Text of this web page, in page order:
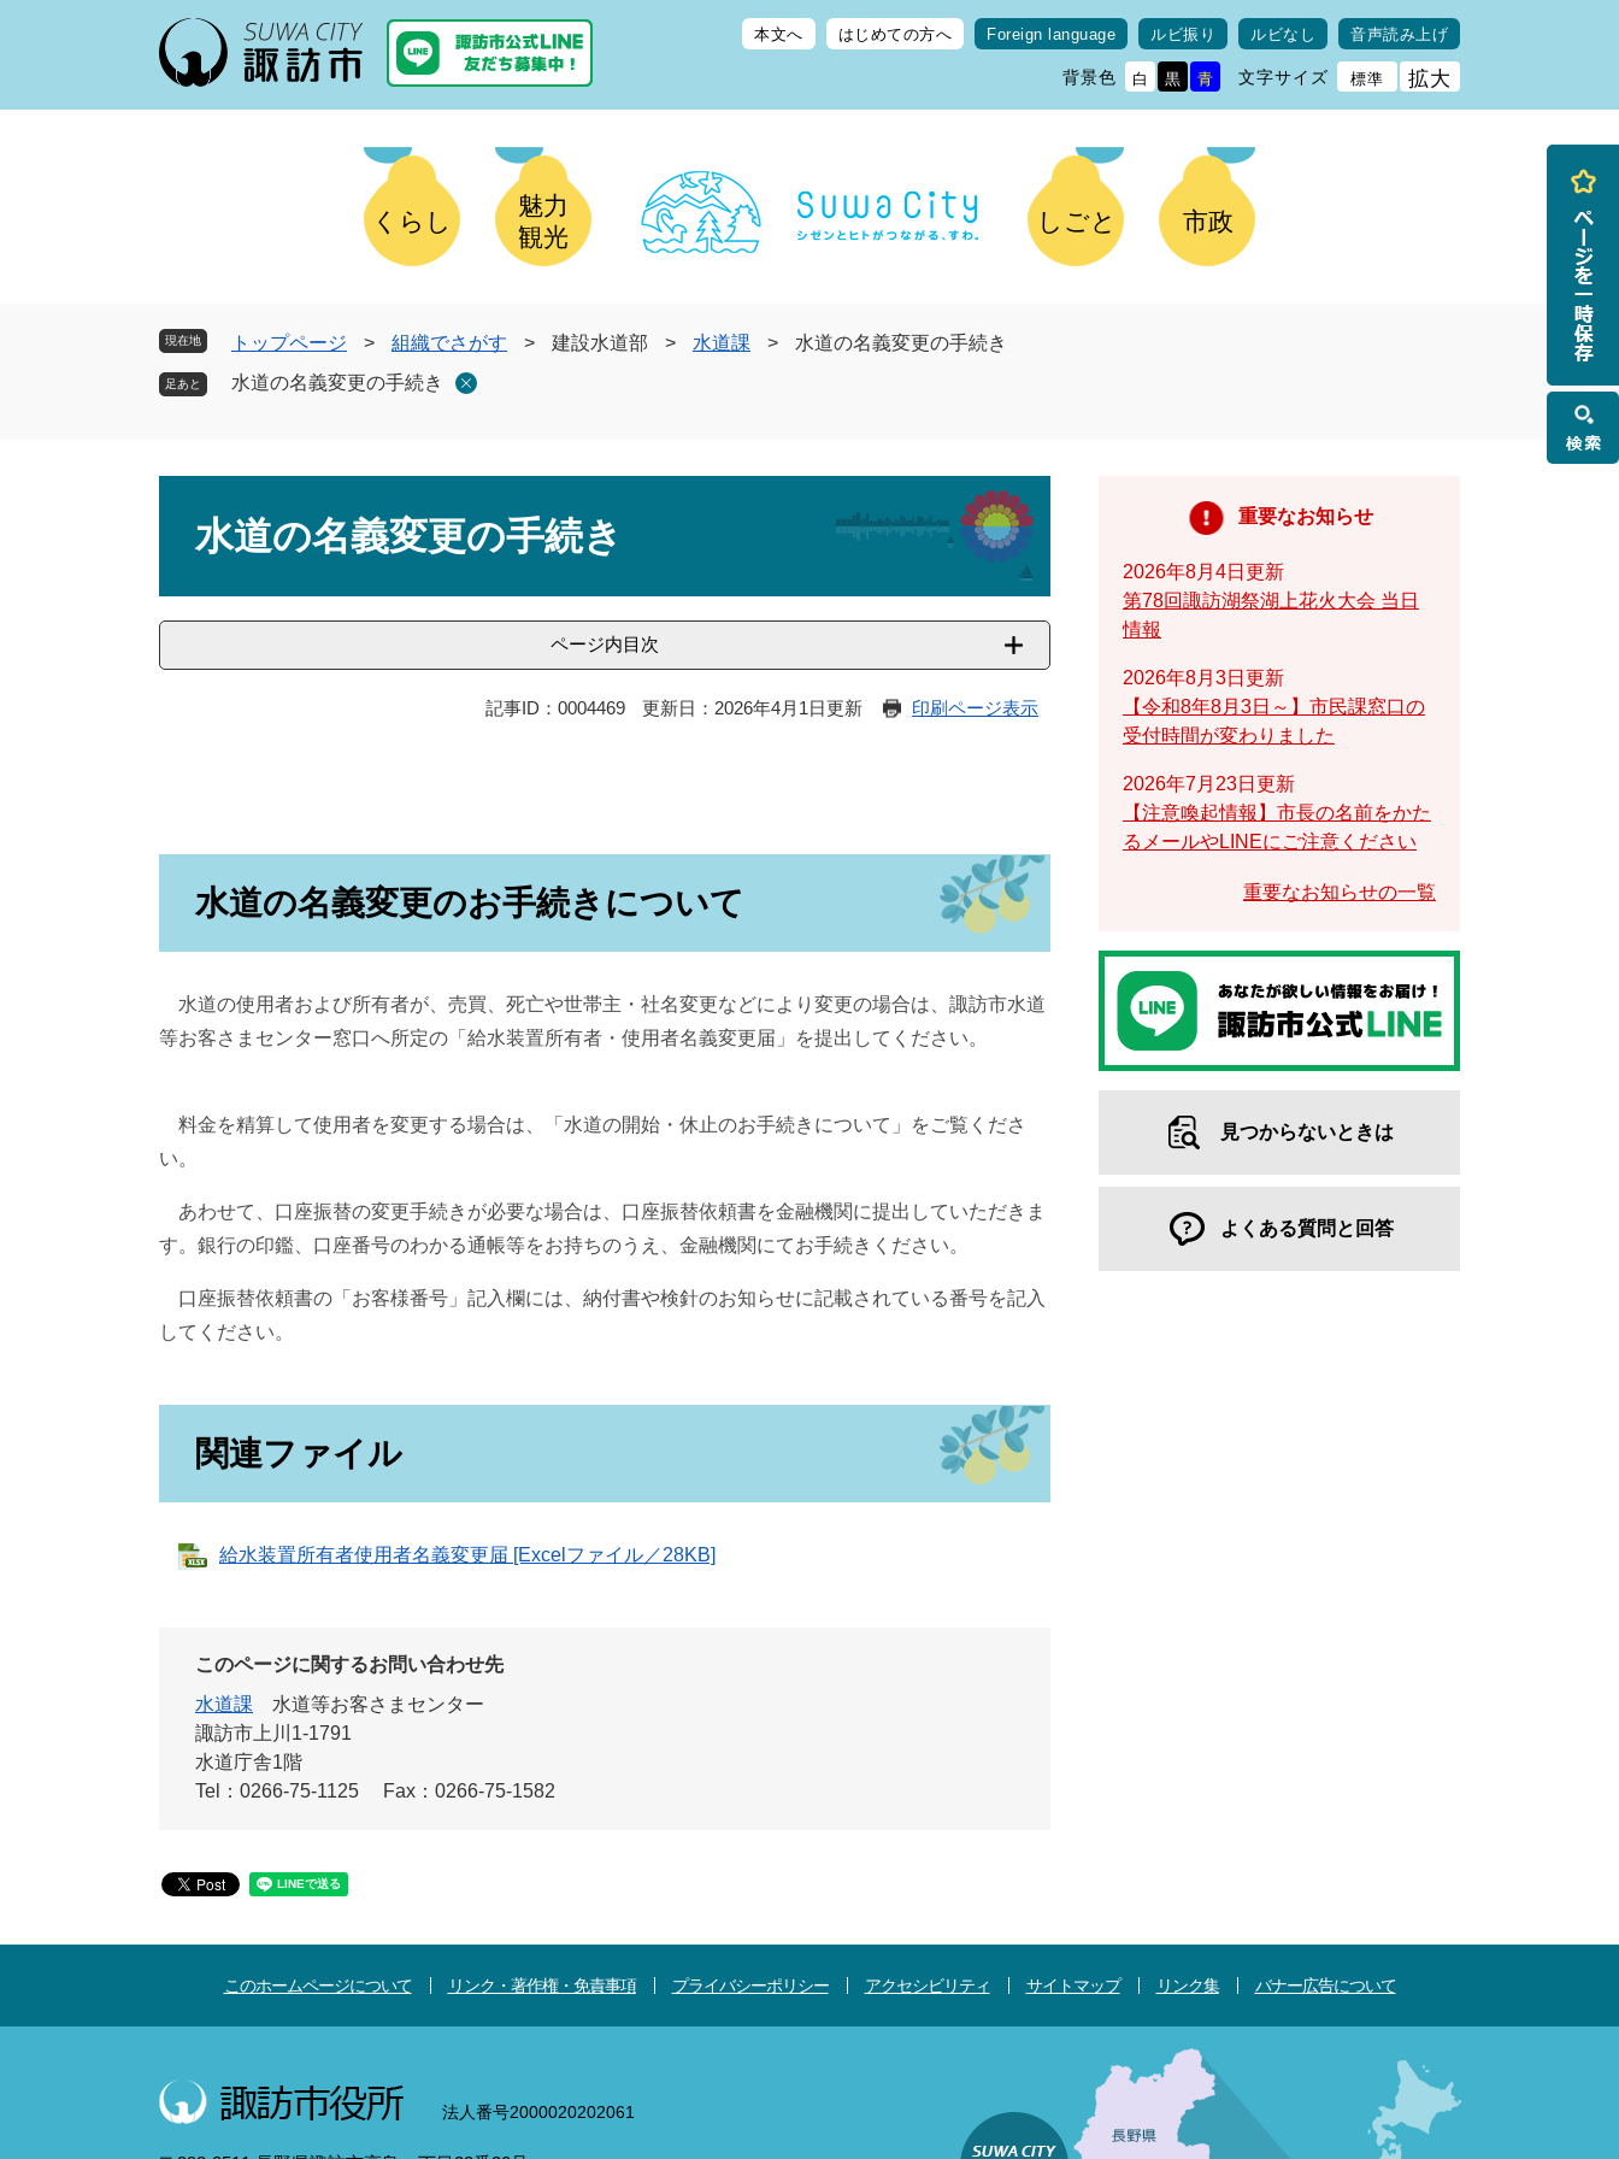
本文へ はじめての方へ Foreign language ルビ振り ルビなし 音声読み上げ
背景色 白 黒 青 文字サイズ 標準 拡大
くらし
魅力
観光
しごと 市政
現在地 トップページ > 組織でさがす > 建設水道部 > 水道課 >
水道の名義変更の手続き
水道の名義変更の手続き
水道の名義変更の手続き
ページ内目次
記事ID：0004469 更新日：2026年4月1日更新 印刷ページ表示
水道の名義変更のお手続きについて
水道の使用者および所有者が、売買、死亡や世帯主・社名変更などにより変更の場合は、諏訪市水道
等お客さまセンター窓口へ所定の「給水装置所有者・使用者名義変更届」を提出してください。
料金を精算して使用者を変更する場合は、「水道の開始・休止のお手続きについて」をご覧くださ
い。
あわせて、口座振替の変更手続きが必要な場合は、口座振替依頼書を金融機関に提出していただきま
す。銀行の印鑑、口座番号のわかる通帳等をお持ちのうえ、金融機関にてお手続きください。
口座振替依頼書の「お客様番号」記入欄には、納付書や検針のお知らせに記載されている番号を記入
してください。
関連ファイル
給水装置所有者使用者名義変更届 [Excelファイル／28KB]
このページに関するお問い合わせ先
水道課
水道等お客さまセンター
諏訪市上川1-1791
水道庁舎1階
Tel：0266-75-1125
Fax：0266-75-1582
重要なお知らせ
2026年8月4日更新
第78回諏訪湖祭湖上花火大会 当日
情報
2026年8月3日更新
【令和8年8月3日～】市民課窓口の
受付時間が変わりました
2026年7月23日更新
【注意喚起情報】市長の名前をかた
るメールやLINEにご注意ください
重要なお知らせの一覧
見つからないときは
よくある質問と回答
このホームページについて リンク・著作権・免責事項 プライバシーポリシー アクセシビリティ サイトマップ リンク集 バナー広告について
法人番号2000020202061